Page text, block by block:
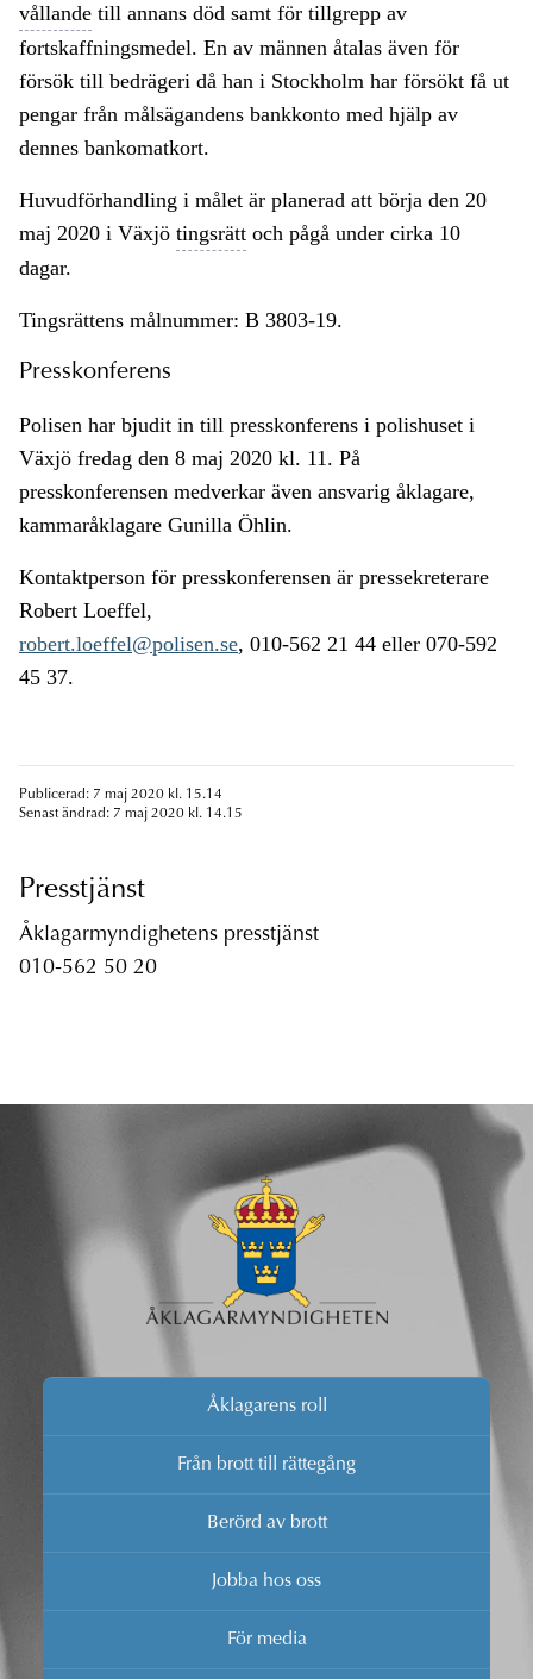
vållande till annans död samt för tillgrepp av
fortskaffningsmedel. En av männen åtalas även för
försök till bedrägeri då han i Stockholm har försökt få ut
pengar från målsägandens bankkonto med hjälp av
dennes bankomatkort.
Huvudförhandling i målet är planerad att börja den 20
maj 2020 i Växjö tingsrätt och pågå under cirka 10
dagar.
Tingsrättens målnummer: B 3803-19.
Presskonferens
Polisen har bjudit in till presskonferens i polishuset i
Växjö fredag den 8 maj 2020 kl. 11. På
presskonferensen medverkar även ansvarig åklagare,
kammaråklagare Gunilla Öhlin.
Kontaktperson för presskonferensen är pressekreterare
Robert Loeffel,
robert.loeffel@polisen.se, 010-562 21 44 eller 070-592
45 37.
Publicerad: 7 maj 2020 kl. 15.14
Senast ändrad: 7 maj 2020 kl. 14.15
Presstjänst
Åklagarmyndighetens presstjänst
010-562 50 20
Åklagarens roll
Från brott till rättegång
Berörd av brott
Jobba hos oss
För media